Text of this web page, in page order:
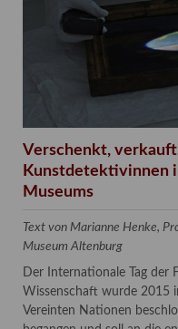
Verschenkt,
Kunstdetektivinnen
Museums
Text von Marianne Henke,
Museum Altenburg
Der Internationale Tag der
Wissenschaft wurde 2015
Vereinten Nationen